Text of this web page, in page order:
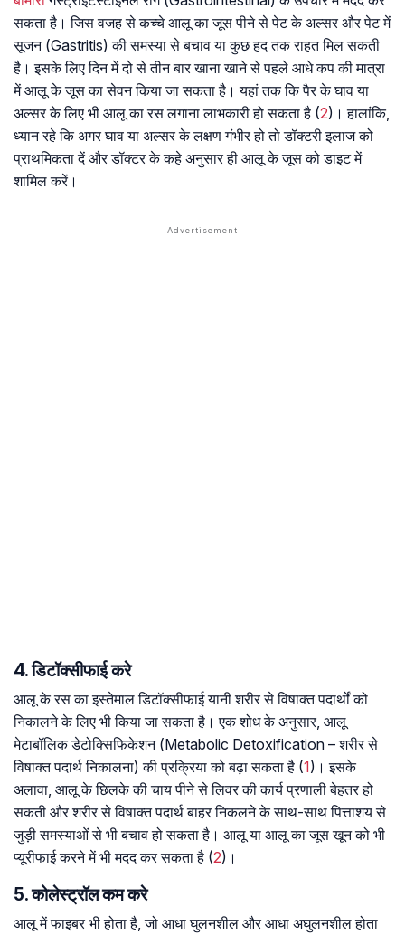
सकता है। जिस वजह से कच्चे आलू का जूस पीने से पेट के अल्सर और पेट में
सूजन (Gastritis) की समस्या से बचाव या कुछ हद तक राहत मिल सकती
है। इसके लिए दिन में दो से तीन बार खाना खाने से पहले आधे कप की मात्रा
में आलू के जूस का सेवन किया जा सकता है। यहां तक कि पैर के घाव या
अल्सर के लिए भी आलू का रस लगाना लाभकारी हो सकता है (2)। हालांकि,
ध्यान रहे कि अगर घाव या अल्सर के लक्षण गंभीर हो तो डॉक्टरी इलाज को
प्राथमिकता दें और डॉक्टर के कहे अनुसार ही आलू के जूस को डाइट में
शामिल करें।
4. डिटॉक्सीफाई करे
आलू के रस का इस्तेमाल डिटॉक्सीफाई यानी शरीर से विषाक्त पदार्थों को
निकालने के लिए भी किया जा सकता है। एक शोध के अनुसार, आलू
मेटाबॉलिक डेटोक्सिफिकेशन (Metabolic Detoxification – शरीर से
विषाक्त पदार्थ निकालना) की प्रक्रिया को बढ़ा सकता है (1)। इसके
अलावा, आलू के छिलके की चाय पीने से लिवर की कार्य प्रणाली बेहतर हो
सकती और शरीर से विषाक्त पदार्थ बाहर निकलने के साथ-साथ पित्ताशय से
जुड़ी समस्याओं से भी बचाव हो सकता है। आलू या आलू का जूस खून को भी
प्यूरीफाई करने में भी मदद कर सकता है (2)।
5. कोलेस्ट्रॉल कम करे
आलू में फाइबर भी होता है, जो आधा घुलनशील और आधा अघुलनशील होता